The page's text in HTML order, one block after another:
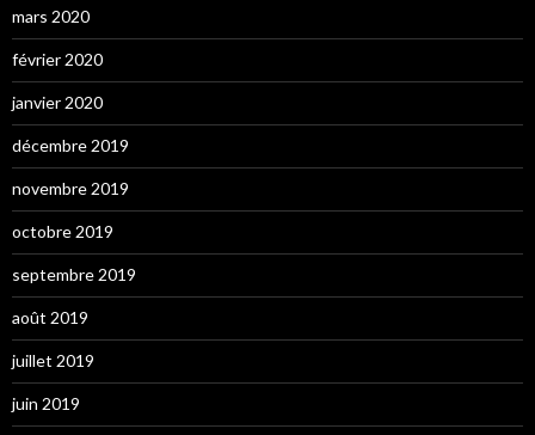
mars 2020
février 2020
janvier 2020
décembre 2019
novembre 2019
octobre 2019
septembre 2019
août 2019
juillet 2019
juin 2019